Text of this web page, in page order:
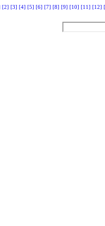
[2] [3] [4] [5] [6] [7] [8] [9] [10] [11] [12]